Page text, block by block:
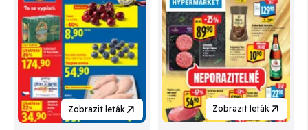
Zobrazit leták Zobrazit leták